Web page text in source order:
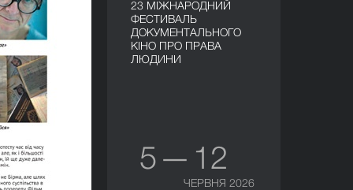
23 МІЖНАРОДНИЙ
ФЕСТИВАЛЬ
ДОКУМЕНТАЛЬНОГО
КІНО ПРО ПРАВА
ЛЮДИНИ
5 — 12
ЧЕРВНЯ 2026